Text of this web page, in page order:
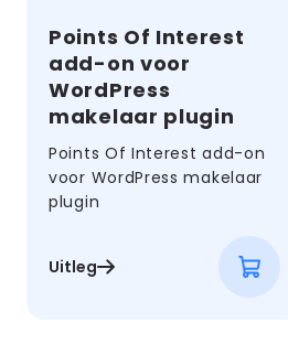
Points Of Interest
add-on voor
WordPress
makelaar plugin
Points Of Interest add-on
voor WordPress makelaar
plugin
Uitleg